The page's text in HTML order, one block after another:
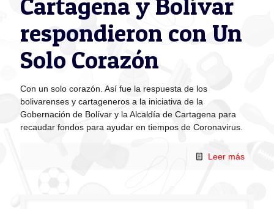
respondieron con Un
Solo Corazón
Con un solo corazón. Así fue la respuesta de los
bolivarenses y cartageneros a la iniciativa de la
Gobernación de Bolívar y la Alcaldía de Cartagena para
recaudar fondos para ayudar en tiempos de Coronavirus.
Leer más